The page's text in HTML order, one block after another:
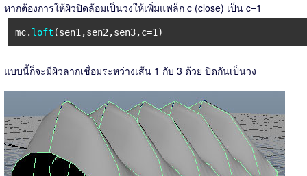
หากต้องการให้ผิวปิดล้อมเป็นวงให้เพิ่มแฟล็ก c (close) เป็น c=1
mc. loft (sen1,sen2,sen3,c=1)
แบบนี้ก็จะมีผิวลากเชื่อมระหว่างเส้น 1 กับ 3 ด้วย ปิดกันเป็นวง